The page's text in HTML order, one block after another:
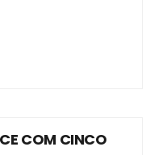
COM CINCO